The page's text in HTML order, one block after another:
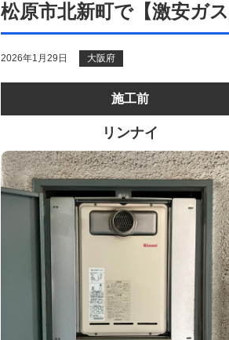
松原市北新町で【激安ガス
2026年1月29日 大阪府
施工前
リンナイ